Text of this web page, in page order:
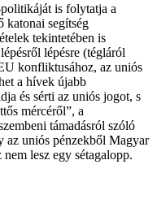
is folytatja a
katonai segítség
tekintetében is
lépésre (tégláról
konfliktusához, az uniós
a hívek újabb
és sérti az uniós jogot, s
mércéről”, a
támadásról szóló
az uniós pénzekből Magyar
lesz egy sétagalopp.